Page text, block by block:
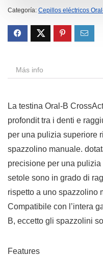
Categoría: Cepillos eléctricos
Más info
La testina Oral-B
profondit tra i denti e
per una pulizia superiore
spazzolino manuale.
precisione per una
setole sono in grado di
rispetto a uno spazzolino
Compatibile con l’intera
B, eccetto gli spazzolini
Features